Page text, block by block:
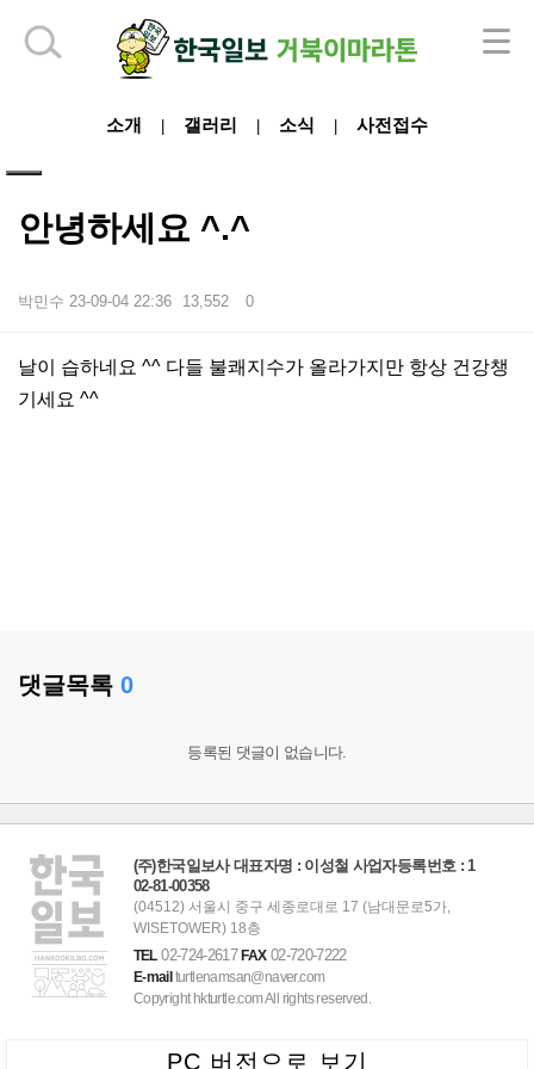
소개 갤러리 소식 사전접수
안녕하세요 ^.^
박민수 23-09-04 22:36 13,552 0
본문
날이 습하네요 ^^ 다들 불쾌지수가 올라가지만 항상 건강챙
기세요 ^^
댓글목록 0
등록된 댓글이 없습니다.
하단 영역
(주)한국일보사 대표자명 : 이성철 사업자등록번호 : 1
02-81-00358
(04512) 서울시 중구 세종로대로 17 (남대문로5가,
WISETOWER) 18층
TEL02-724-2617FAX02-720-7222
E-mailturtlenamsan@naver.com
Copyright hkturtle.com All rights reserved.
PC 버전으로 보기